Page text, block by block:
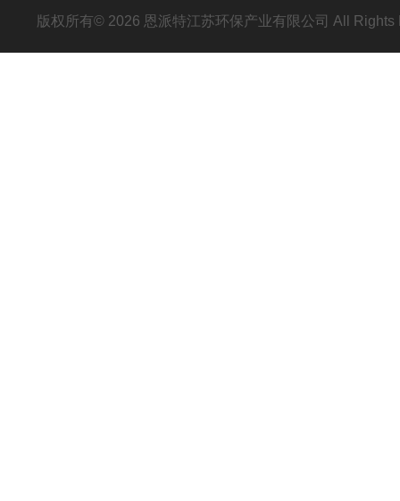
版权所有© 2026 恩派特江苏环保产业有限公司 All